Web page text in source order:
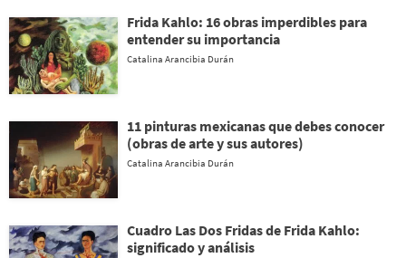
Frida Kahlo: 16 obras imperdibles para
entender su importancia
Catalina Arancibia Durán
11 pinturas mexicanas que debes conocer
(obras de arte y sus autores)
Catalina Arancibia Durán
Cuadro Las Dos Fridas de Frida Kahlo:
significado y análisis